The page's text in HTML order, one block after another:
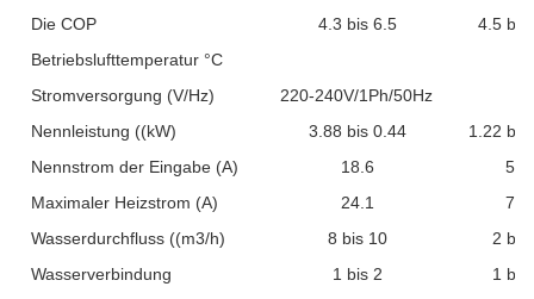
Die COP 4.3 bis 6.5
4.5 bis
Betriebslufttemperatur °C
Stromversorgung (V/Hz)
220-240V/1Ph/50Hz
Nennleistung ((kW)
3.88 bis 0.44
1.22 bis
Nennstrom der Eingabe (A)
18.6
5.8
Maximaler Heizstrom (A)
24.1
7.5
Wasserdurchfluss ((m3/h)
8 bis 10
2 bis
Wasserverbindung
1 bis 2
1 bis